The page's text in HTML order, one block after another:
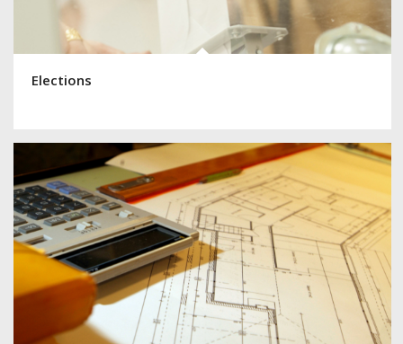
Elections